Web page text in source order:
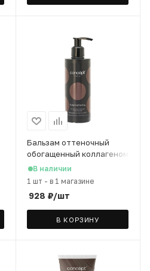
Бальзам оттеночный
обогащенный коллагеном
Concept Frash Up
шоколадный, 250 мл
В наличии
1 шт - в 1 магазине
928 ₽/шт
В КОРЗИНУ